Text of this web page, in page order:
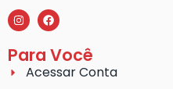
Para Você
Acessar Conta